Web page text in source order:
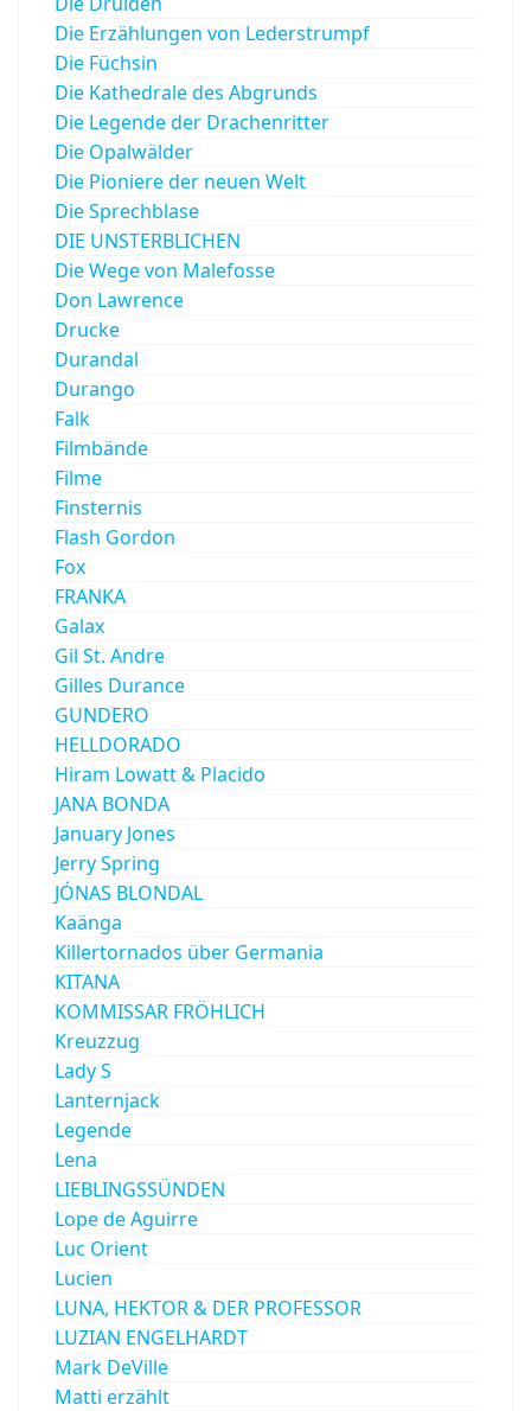
Die Erzählungen von Lederstrumpf
Die Füchsin
Die Kathedrale des Abgrunds
Die Legende der Drachenritter
Die Opalwälder
Die Pioniere der neuen Welt
Die Sprechblase
DIE UNSTERBLICHEN
Die Wege von Malefosse
Don Lawrence
Drucke
Durandal
Durango
Falk
Filmbände
Filme
Finsternis
Flash Gordon
Fox
FRANKA
Galax
Gil St. Andre
Gilles Durance
GUNDERO
HELLDORADO
Hiram Lowatt & Placido
JANA BONDA
January Jones
Jerry Spring
JÓNAS BLONDAL
Kaänga
Killertornados über Germania
KITANA
KOMMISSAR FRÖHLICH
Kreuzzug
Lady S
Lanternjack
Legende
Lena
LIEBLINGSSÜNDEN
Lope de Aguirre
Luc Orient
Lucien
LUNA, HEKTOR & DER PROFESSOR
LUZIAN ENGELHARDT
Mark DeVille
Matti erzählt